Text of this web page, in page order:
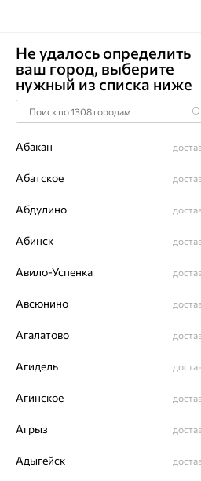
Главная Каталог Серьги Гранат
Серьги, серебро,
00536-203
Артикул:
Не удалось определить
ваш город, выберите
нужный из списка ниже
Абакан
Абатское
Абдулино
Абинск
Авило-Успенка
Авсюнино
Агалатово
Агидель
Агинское
Агрыз
Адыгейск